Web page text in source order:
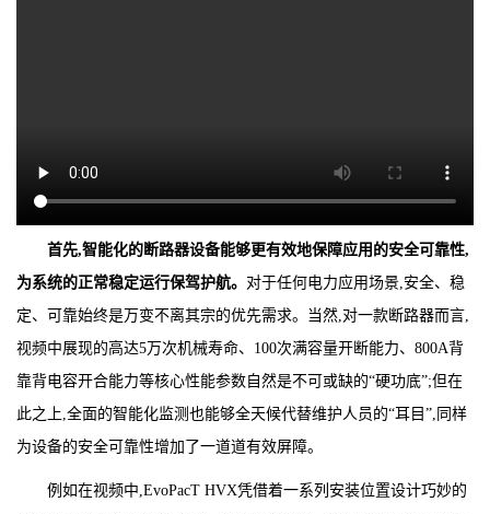
首先,智能化的断路器设备能够更有效地保障应用的安全可靠性,
为系统的正常稳定运行保驾护航。 对于任何电力应用场景,安全、稳
定、可靠始终是万变不离其宗的优先需求。当然,对一款断路器而言,
视频中展现的高达5万次机械寿命、100次满容量开断能力、800A背
靠背电容开合能力等核心性能参数自然是不可或缺的“硬功底”;但在
此之上,全面的智能化监测也能够全天候代替维护人员的“耳目”,同样
为设备的安全可靠性增加了一道道有效屏障。
例如在视频中,EvoPacT HVX凭借着一系列安装位置设计巧妙的